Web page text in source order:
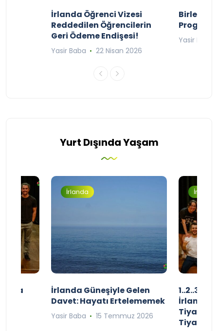
İrlanda Öğrenci Vizesi
Reddedilen Öğrencilerin
Geri Ödeme Endişesi!
Yasir Baba 22 Nisan 2026
Birleşik
Yasir Baba
Yurt Dışında Yaşam
İrlanda
İrlanda Güneşiyle Gelen
Davet: Hayatı Ertelememek
Yasir Baba 15 Temmuz 2026
İrlanda
1..2..3..
Tiyatro